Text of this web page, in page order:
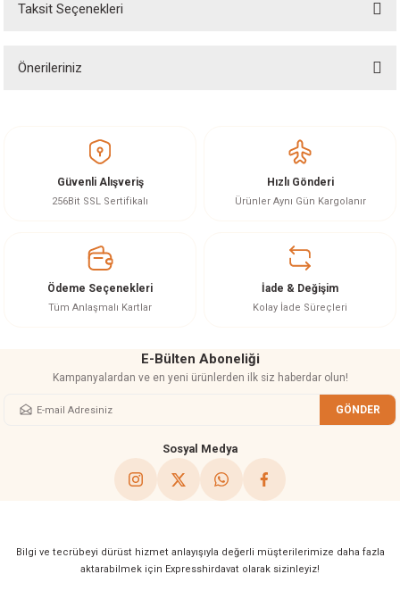
Ürün hakkında henüz soru sorulmamış.
Taksit Seçenekleri
Önerileriniz
Görüş ve önerileriniz için teşekkür ederiz.
Ürün resmi kalitesiz, bozuk veya görüntülenemiyor.
Ürün bilgilerinde hatalar bulunuyor.
Bu ürüne benzer farklı alternatifler olmalı.
Güvenli Alışveriş
256Bit SSL Sertifikalı
Hızlı Gönderi
Ürünler Aynı Gün Kargolanır
Ödeme Seçenekleri
Tüm Anlaşmalı Kartlar
İade & Değişim
Kolay İade Süreçleri
E-Bülten Aboneliği
Kampanyalardan ve en yeni ürünlerden ilk siz haberdar olun!
GÖNDER
Sosyal Medya
Bilgi ve tecrübeyi dürüst hizmet anlayışıyla değerli müşterilerimize daha fazla
aktarabilmek için Expresshirdavat olarak sizinleyiz!